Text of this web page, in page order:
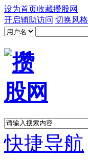
设为首页收藏攒股网
开启辅助访问 切换风格
快捷导航